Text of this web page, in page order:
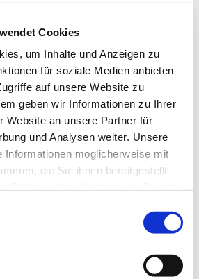
Cookies
um Inhalte und Anzeigen zu
für soziale Medien anbieten
auf unsere Website zu
geben wir Informationen zu Ihrer
Website an unsere Partner für
und Analysen weiter. Unsere
Informationen möglicherweise mit
die Sie ihnen bereitgestellt
Sie auch